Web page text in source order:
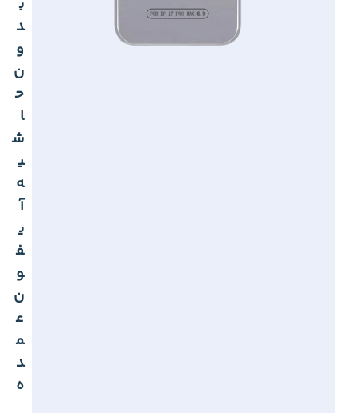
ب
د
و
ن
ح
ا
ش
ی
ه
آ
ی
ف
و
ن
ع
م
د
ه